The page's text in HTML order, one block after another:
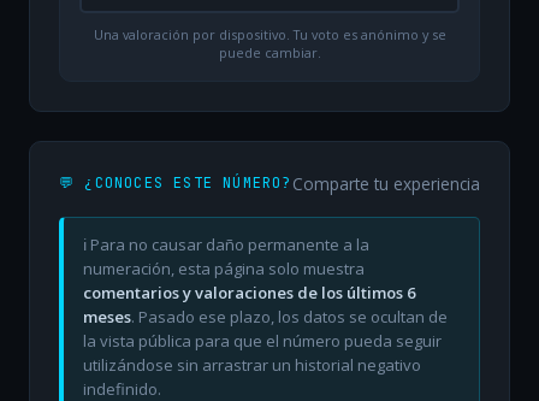
Una valoración por dispositivo. Tu voto es anónimo y se
puede cambiar.
💬 ¿CONOCES ESTE NÚMERO? Comparte tu experiencia
ℹ️ Para no causar daño permanente a la
numeración, esta página solo muestra
comentarios y valoraciones de los últimos 6
meses. Pasado ese plazo, los datos se ocultan de
la vista pública para que el número pueda seguir
utilizándose sin arrastrar un historial negativo
indefinido.